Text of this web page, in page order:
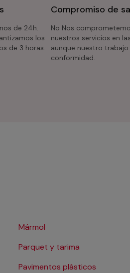
de 24h.
los
de 3 horas.
Compromiso de
No Nos
nuestros servicios en
aunque nuestro
conformidad.
Mármol
Parquet y tarima
Pavimentos plásticos